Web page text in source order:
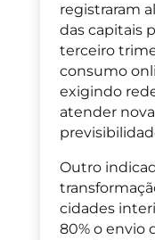
registraram
das capitais
terceiro
consumo
exigindo
atender
Outro
cidades
80% o envio